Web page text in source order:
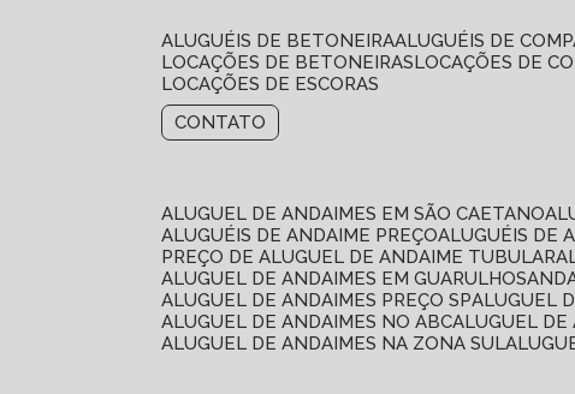
ALUGUÉIS DE BETONEIRA ALUGUÉIS DE
LOCAÇÕES DE BETONEIRAS LOCAÇÕES DE
LOCAÇÕES DE ESCORAS
CONTATO
ALUGUEL DE ANDAIMES EM SÃO CAETANO
ALUGUÉIS DE ANDAIME PREÇO ALUGUÉIS DE
PREÇO DE ALUGUEL DE ANDAIME TUBULAR
ALUGUEL DE ANDAIMES EM GUARULHOS
ALUGUEL DE ANDAIMES PREÇO SP ALUGUEL
ALUGUEL DE ANDAIMES NO ABC ALUGUEL
ALUGUEL DE ANDAIMES NA ZONA SUL